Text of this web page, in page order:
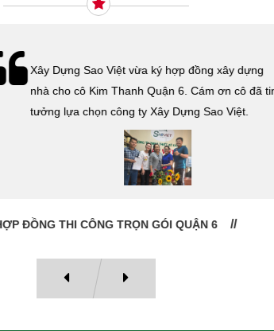
Dựng Sao Việt vừa ký hợp đồng xây dựng
nhà cho cô Kim Thanh Quận 6. Cám ơn cô đã tin
tưởng lựa chọn công ty Xây Dựng Sao Việt.
THI CÔNG TRỌN GÓI QUẬN 6